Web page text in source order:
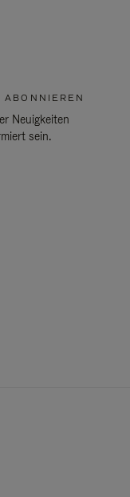
ABONNIEREN
Neuigkeiten
sein.